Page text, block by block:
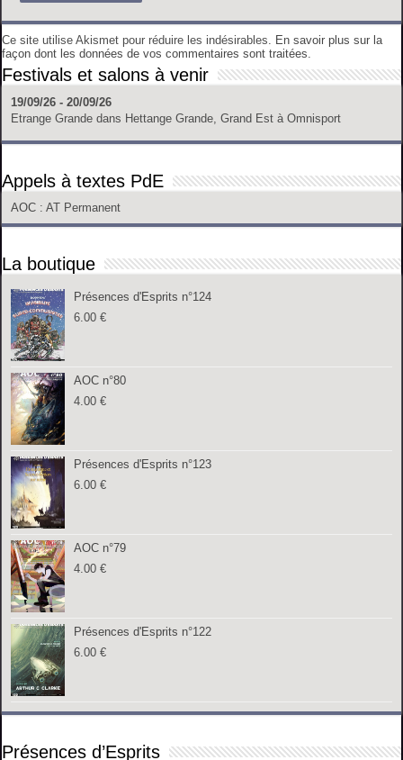
Ce site utilise Akismet pour réduire les indésirables. En savoir plus sur la
façon dont les données de vos commentaires sont traitées.
Festivals et salons à venir
19/09/26 - 20/09/26
Etrange Grande dans Hettange Grande, Grand Est à Omnisport
Appels à textes PdE
AOC : AT Permanent
La boutique
Présences d'Esprits n°124
6.00€
AOC n°80
4.00€
Présences d'Esprits n°123
6.00€
AOC n°79
4.00€
Présences d'Esprits n°122
6.00€
Présences d’Esprits